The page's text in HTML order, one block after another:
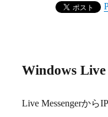
Windows
Live Messengerから